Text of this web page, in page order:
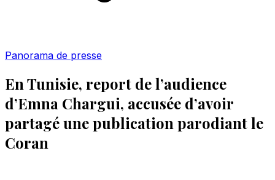
Panorama de presse
En Tunisie, report de l’audience
d’Emna Chargui, accusée d’avoir
partagé une publication parodiant le
Coran